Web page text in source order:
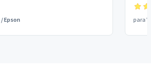
/Epson para